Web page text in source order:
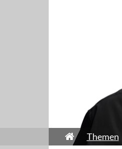
Themen